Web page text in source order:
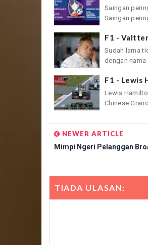
Saingan
Saingan
F1 -
Sudah lama
dengan nama
F1 - Lewis
Lewis
Chinese
NEWER ARTICLE
Mimpi Ngeri Pelanggan
TIADA ULASAN: